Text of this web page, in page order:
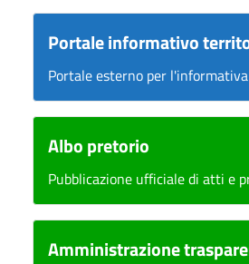
Portale informativo
Portale esterno per
Albo pretorio
Pubblicazione ufficiale di atti e
Amministrazione